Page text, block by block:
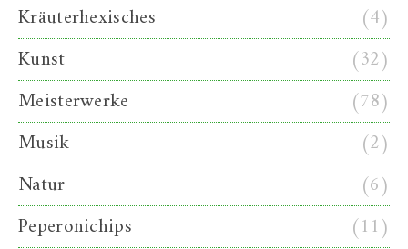
Kräuterhexisches
(4)
Kunst
(32)
Meisterwerke
(78)
Musik
(2)
Natur
(6)
Peperonichips
(11)